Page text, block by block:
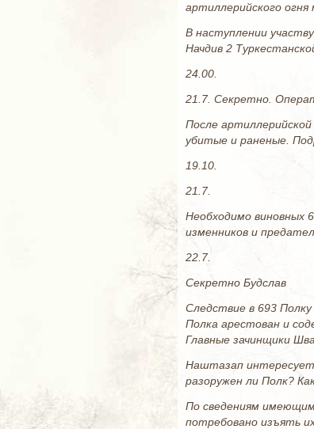
артиллерийского
В наступлении
Начдив 2
24.00.
21.7. Секретно.
После
убитые и раненые.
19.10.
21.7.
Необходимо виновных
изменников и
22.7.
Секретно Будслав
Следствие в 693
Полка арестован и
Главные зачинщики
Наштазап
разоружен ли Полк?
По сведениям
потребовано изъять